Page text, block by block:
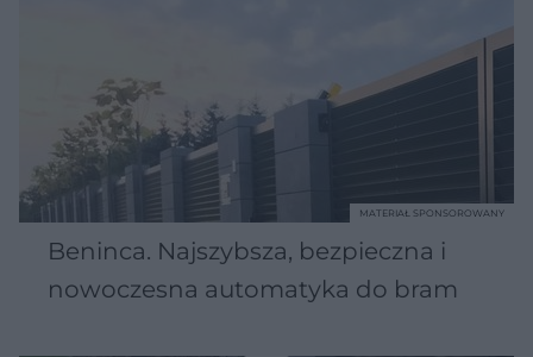
Beninca. Najszybsza, bezpieczna i
nowoczesna automatyka do bram
MATERIAŁ SPONSOROWANY